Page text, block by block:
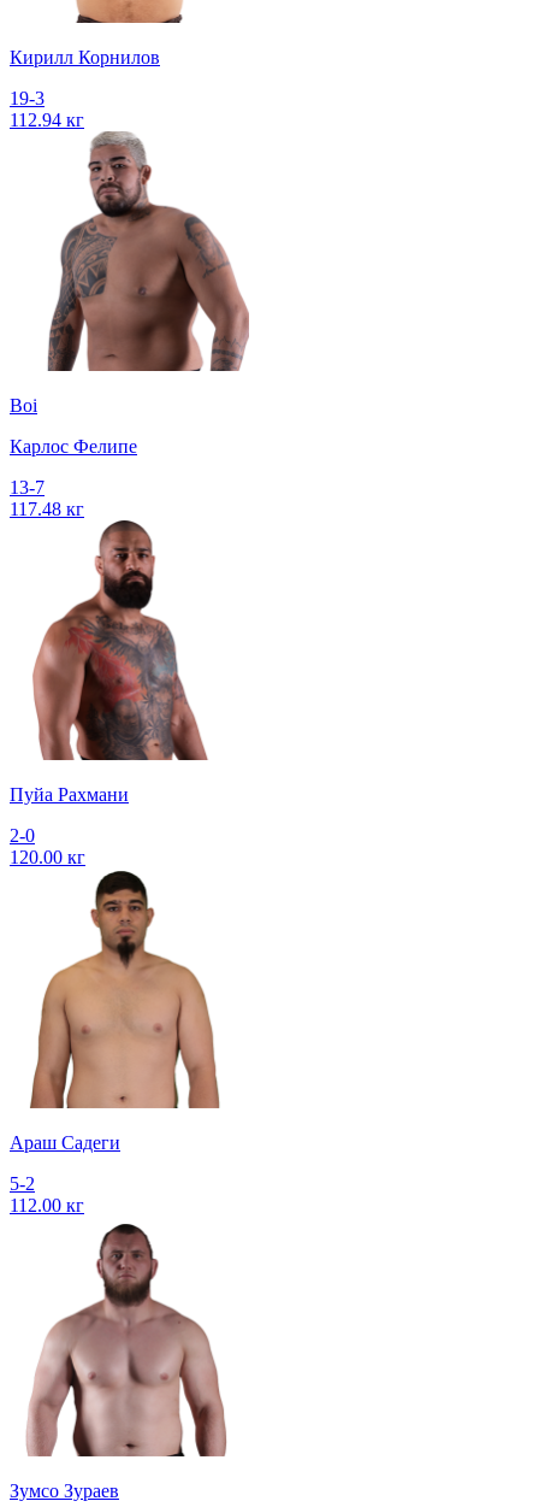
Кирилл Корнилов
19-3
112.94 кг
Boi
Карлос Фелипе
13-7
117.48 кг
Пуйа Рахмани
2-0
120.00 кг
Араш Садеги
5-2
112.00 кг
Зумсо Зураев